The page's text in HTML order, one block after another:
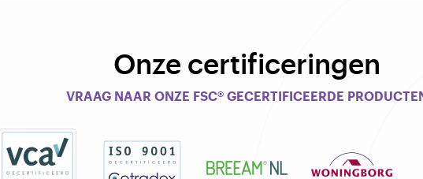
Onze certificeringen
VRAAG NAAR ONZE FSC® GECERTIFICEERDE